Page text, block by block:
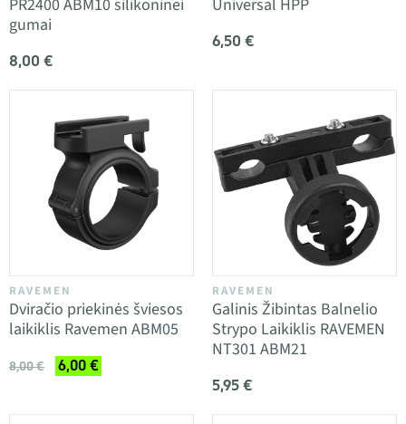
PR2400 ABM10 silikoninei
gumai
8,00 €
Universal HPP
6,50 €
RAVEMEN
Dviračio priekinės šviesos
laikiklis Ravemen ABM05
8,00 € 6,00 €
RAVEMEN
Galinis Žibintas Balnelio
Strypo Laikiklis RAVEMEN
NT301 ABM21
5,95 €